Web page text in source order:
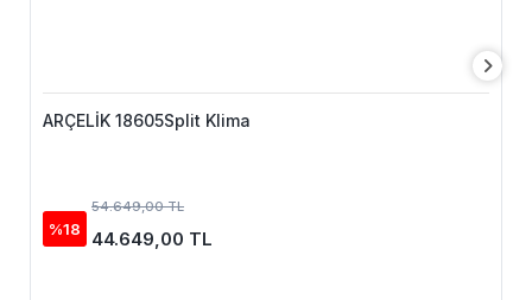
ARÇELİK 18605Split Klima
%18
54.649,00 TL
44.649,00 TL